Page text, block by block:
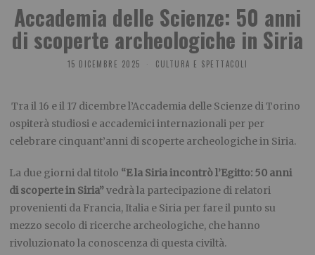
Accademia delle Scienze: 50 anni
di scoperte archeologiche in Siria
15 DICEMBRE 2025 CULTURA E SPETTACOLI
Tra il 16 e il 17 dicembre l’Accademia delle Scienze di Torino
ospiterà studiosi e accademici internazionali per per
celebrare cinquant’anni di scoperte archeologiche in Siria.
La due giorni dal titolo “E la Siria incontrò l’Egitto: 50 anni
di scoperte in Siria”vedrà la partecipazione di relatori
provenienti da Francia, Italia e Siria per fare il punto su
mezzo secolo di ricerche archeologiche, che hanno
rivoluzionato la conoscenza di questa civiltà.